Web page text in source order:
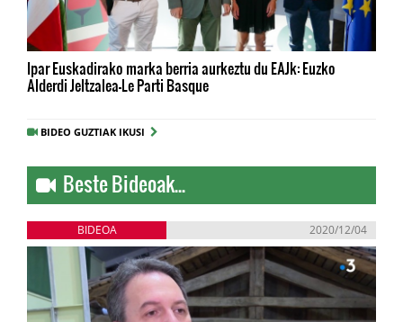
Ipar Euskadirako marka berria aurkeztu du EAJk: Euzko
Alderdi Jeltzalea-Le Parti Basque
BIDEO GUZTIAK IKUSI
Beste Bideoak...
BIDEOA 2020/12/04